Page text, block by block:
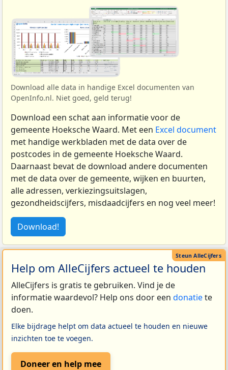
Download alle data in handige Excel documenten van
OpenInfo.nl. Niet goed, geld terug!
Download een schat aan informatie voor de
gemeente Hoeksche Waard. Met een Excel document
met handige werkbladen met de data over de
postcodes in de gemeente Hoeksche Waard.
Daarnaast bevat de download andere documenten
met de data over de gemeente, wijken en buurten,
alle adressen, verkiezingsuitslagen,
gezondheidscijfers, misdaadcijfers en nog veel meer!
Download!
Help om AlleCijfers actueel te houden
AlleCijfers is gratis te gebruiken. Vind je de
informatie waardevol? Help ons door een donatiete
doen.
Elke bijdrage helpt om data actueel te houden en nieuwe
inzichten toe te voegen.
Doneer en help mee